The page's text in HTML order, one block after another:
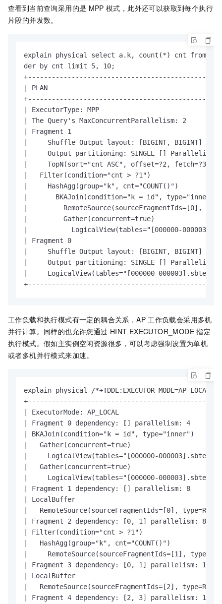
查看到当前查询采用的是 MPP 模式，此外还可以获取到每个执行
片段的并发数。
explain physical select a.k, count(*) cnt from
der by cnt limit 5, 10;
| PLAN
| ExecutorType: MPP
| The Query's
| Fragment 1
|     Shuffle Output layout: [BIGINT,
|     Output partitioning: SINGLE []
|     TopN(sort="cnt ASC",
|   Filter(condition="cnt > ?1")
|     HashAgg(group="k",
|       BKAJoin(condition="k = id",
|
|         Gather(concurrent=true)
|           LogicalView(tables="[000000-
| Fragment 0
|     Shuffle Output layout: [BIGINT,
|     Output partitioning: SINGLE []
|     LogicalView(tables="[000000-
工作负载和执行模式有一定的耦合关系，AP 工作负载会采用多机
并行计算。同样的也允许您通过 HINT EXECUTOR_MODE 指定
执行模式。假如主实例空闲资源很多，可以考虑强制设置为单机
或者多机并行模式来加速。
explain physical /
| ExecutorMode: AP_LOCAL
| Fragment 0 dependency: []
| BKAJoin(condition="k = id",
|   Gather(concurrent=true)
|     LogicalView(tables="[000000-
|   Gather(concurrent=true)
|     LogicalView(tables="[000000-
| Fragment 1 dependency: []
| LocalBuffer
|   RemoteSource(sourceFragmentIds=[0],
| Fragment 2 dependency: [0, 1]
| Filter(condition="cnt > ?1")
|   HashAgg(group="k",
|     RemoteSource(sourceFragmentIds=[1],
| Fragment 3 dependency: [0, 1]
| LocalBuffer
|   RemoteSource(sourceFragmentIds=[2],
| Fragment 4 dependency: [2, 3]